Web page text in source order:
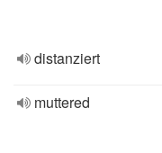
distanziert
muttered